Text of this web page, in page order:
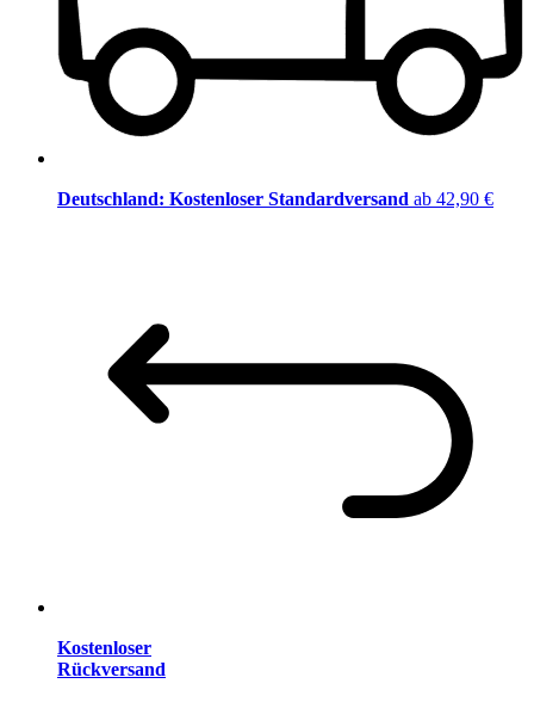
Deutschland: Kostenloser Standardversand ab 42,90 €
Kostenloser
Rückversand